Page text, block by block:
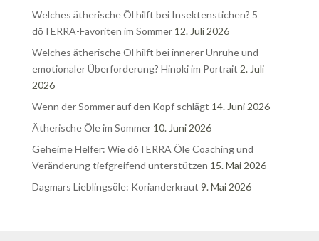
Welches ätherische Öl hilft bei Insektenstichen? 5
dōTERRA-Favoriten im Sommer 12. Juli 2026
Welches ätherische Öl hilft bei innerer Unruhe und
emotionaler Überforderung? Hinoki im Portrait 2. Juli
2026
Wenn der Sommer auf den Kopf schlägt 14. Juni 2026
Ätherische Öle im Sommer 10. Juni 2026
Geheime Helfer: Wie dōTERRA Öle Coaching und
Veränderung tiefgreifend unterstützen 15. Mai 2026
Dagmars Lieblingsöle: Korianderkraut 9. Mai 2026